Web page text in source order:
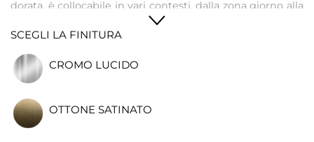
dorata, è collocabile in vari contesti, dalla zona giorno alla
SCEGLI LA FINITURA
CROMO LUCIDO
OTTONE SATINATO